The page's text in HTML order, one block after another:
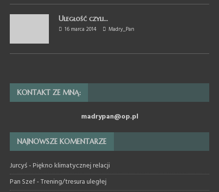
Uległość czyli…
16 marca 2014
Madry_Pan
KONTAKT ZE MNĄ:
madrypan@op.pl
NAJNOWSZE KOMENTARZE
Jurcyś-Piękno klimatycznej relacji
Pan Szef-Trening/tresura uległej